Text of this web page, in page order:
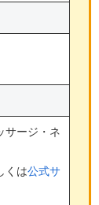
サージ・ネ
くは公式サ